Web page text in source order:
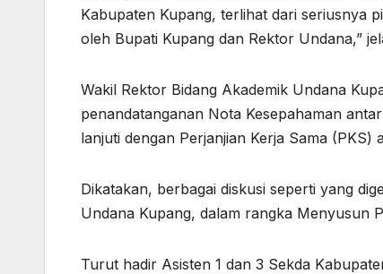
Kabupaten Kupang, terlihat dari seriusnya
oleh Bupati Kupang dan Rektor Undana,”
Wakil Rektor Bidang Akademik Undana
penandatanganan Nota Kesepahaman
lanjuti dengan Perjanjian Kerja Sama
Dikatakan, berbagai diskusi seperti yang
Undana Kupang, dalam rangka Menyusun
Turut hadir Asisten 1 dan 3 Sekda